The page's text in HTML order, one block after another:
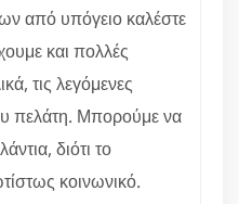
από υπόγειο καλέστε
και πολλές
τις λεγόμενες
πελάτη. Μπορούμε να
διότι το
κοινωνικό.